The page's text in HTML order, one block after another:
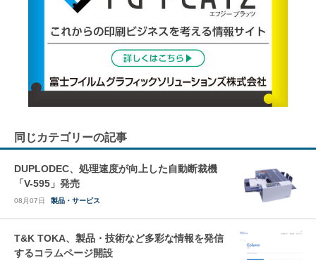
同じカテゴリーの記事
DUPLODEC、処理速度が向上した自動断裁機
「V-595」発売
08月07日 製品・サービス
T&K TOKA、製品・技術など多彩な情報を発信
するコラムページ開設